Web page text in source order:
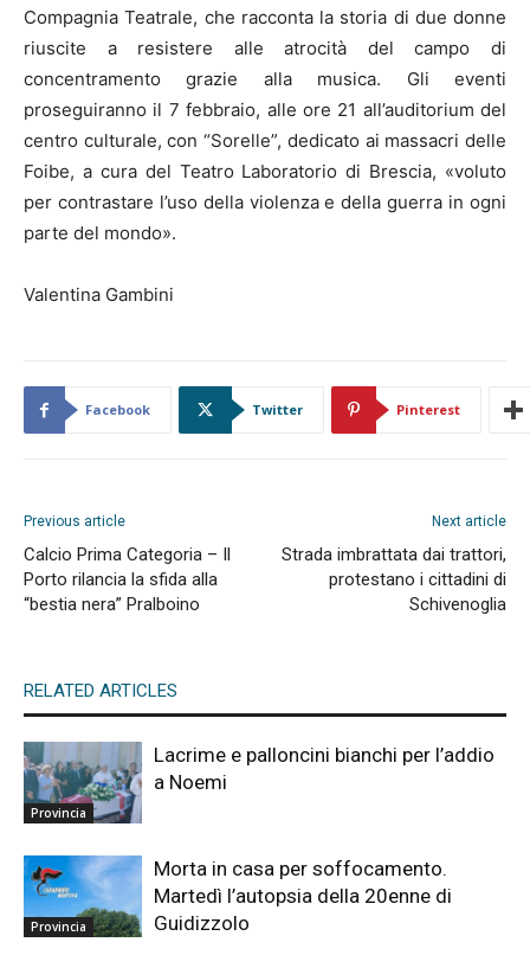
Compagnia Teatrale, che racconta la storia di due donne
riuscite a resistere alle atrocità del campo di
concentramento grazie alla musica. Gli eventi
proseguiranno il 7 febbraio, alle ore 21 all’auditorium del
centro culturale, con “Sorelle”, dedicato ai massacri delle
Foibe, a cura del Teatro Laboratorio di Brescia, «voluto
per contrastare l’uso della violenza e della guerra in ogni
parte del mondo».
Valentina Gambini
Facebook Twitter Pinterest
Previous article
Calcio Prima Categoria – Il
Porto rilancia la sfida alla
“bestia nera” Pralboino
Next article
Strada imbrattata dai trattori,
protestano i cittadini di
Schivenoglia
RELATED ARTICLES
Provincia
Lacrime e palloncini bianchi per l’addio
a Noemi
Provincia
Morta in casa per soffocamento.
Martedì l’autopsia della 20enne di
Guidizzolo